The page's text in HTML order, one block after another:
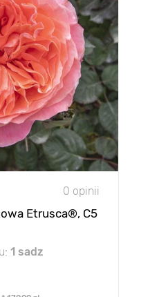
0 opinii
Etrusca®, C5
1 sadz